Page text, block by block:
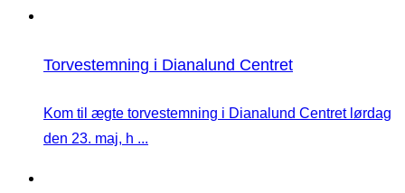
Torvestemning i Dianalund Centret
Kom til ægte torvestemning i Dianalund Centret lørdag
den 23. maj, h ...